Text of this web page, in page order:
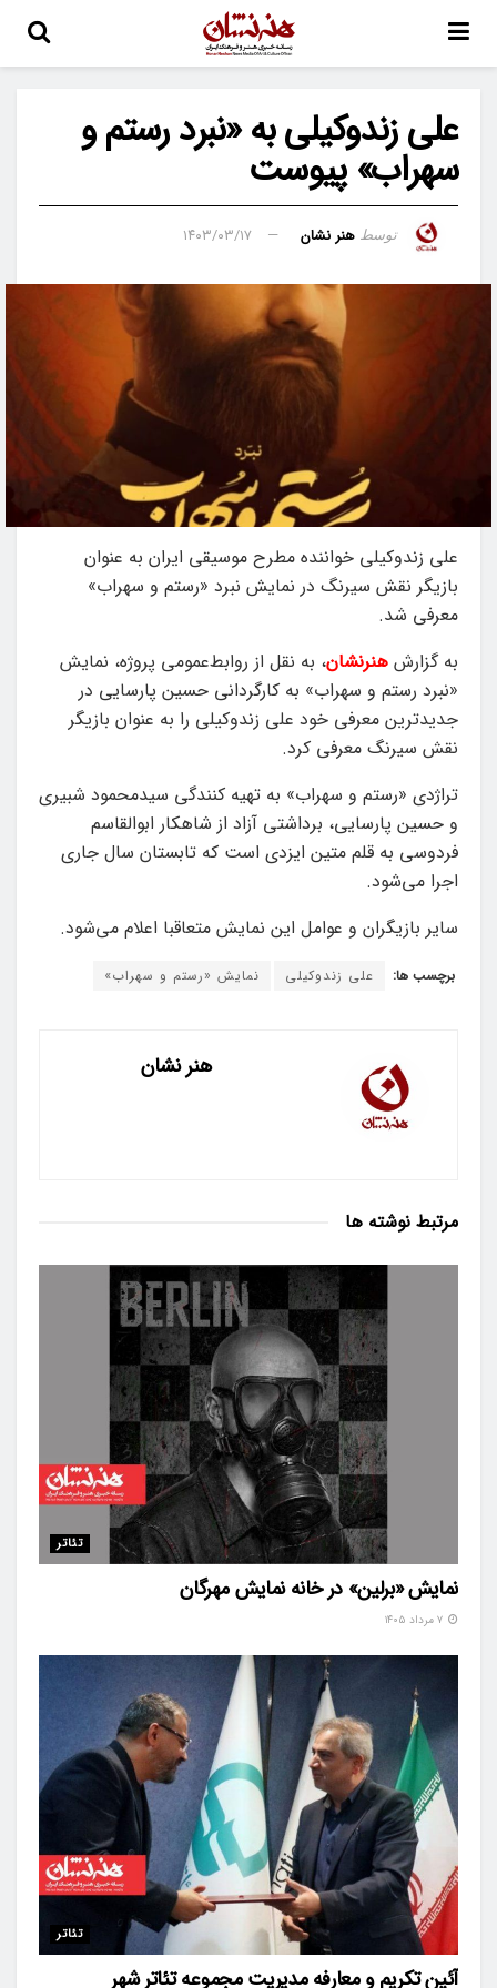
علی زندوکیلی به «نبرد رستم و
سهراب» پیوست
توسط هنر نشان ۱۴۰۳/۰۳/۱۷
علی زندوکیلی خواننده مطرح موسیقی ایران به عنوان
بازیگر نقش سیرنگ در نمایش نبرد «رستم و سهراب»
معرفی شد.
به گزارش هنرنشان، به نقل از روابط‌عمومی پروژه، نمایش
«نبرد رستم و سهراب» به کارگردانی حسین پارسایی در
جدیدترین معرفی خود علی زندوکیلی را به عنوان بازیگر
نقش سیرنگ معرفی کرد.
تراژدی «رستم و سهراب» به تهیه کنندگی سیدمحمود شبیری
و حسین پارسایی، برداشتی آزاد از شاهکار ابوالقاسم
فردوسی به قلم متین ایزدی است که تابستان سال جاری
اجرا می‌شود.
سایر بازیگران و عوامل این نمایش متعاقبا اعلام می‌شود.
برچسب ها: علی زندوکیلی نمایش «رستم و سهراب»
هنر نشان
مرتبط نوشته ها
تئاتر
نمایش «برلین» در خانه نمایش مهرگان
تئاتر
آئین تکریم و معارفه مدیریت مجموعه تئاتر شهر